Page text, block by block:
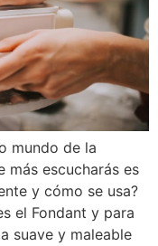
mundo de la
más escucharás es
y cómo se usa?
el Fondant y para
suave y maleable